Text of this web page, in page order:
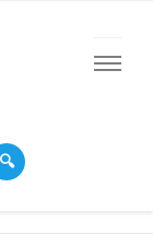
🔍